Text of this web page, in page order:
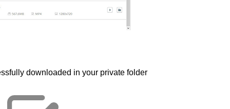
downloaded in your private folder